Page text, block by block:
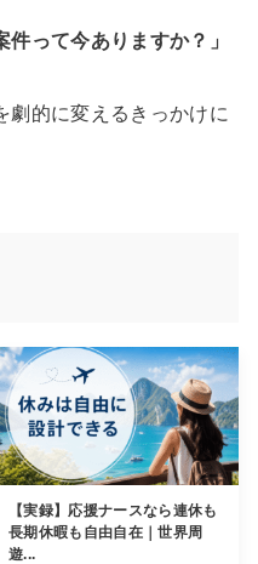
件って今ありますか？」
劇的に変えるきっかけに
【実録】応援ナースなら連休も
長期休暇も自由自在｜世界周
遊...